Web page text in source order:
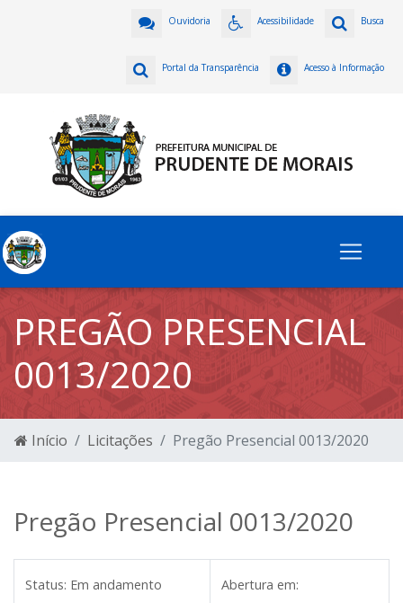
Busca
Acessibilidade
Ouvidoria
Acesso à Informação
Portal da Transparência
PREGÃO PRESENCIAL
0013/2020
Início Licitações Pregão Presencial 0013/2020
Pregão Presencial 0013/2020
Status: Em andamento Abertura em: